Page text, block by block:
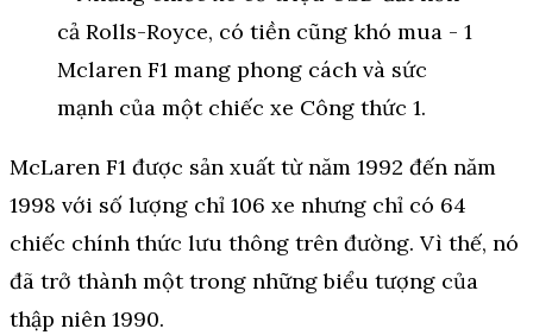
Mclaren F1 mang phong cách và sức
mạnh của một chiếc xe Công thức 1.
McLaren F1 được sản xuất từ năm 1992 đến năm
1998 với số lượng chỉ 106 xe nhưng chỉ có 64
chiếc chính thức lưu thông trên đường. Vì thế, nó
đã trở thành một trong những biểu tượng của
thập niên 1990.